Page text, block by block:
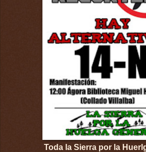
Toda la Sierra por la